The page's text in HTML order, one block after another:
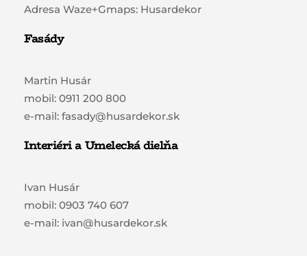
Adresa Waze+Gmaps: Husardekor
Fasády
Martin Husár
mobil: 0911 200 800
e-mail: fasady@husardekor.sk
Interiéri a Umelecká dielňa
Ivan Husár
mobil: 0903 740 607
e-mail: ivan@husardekor.sk